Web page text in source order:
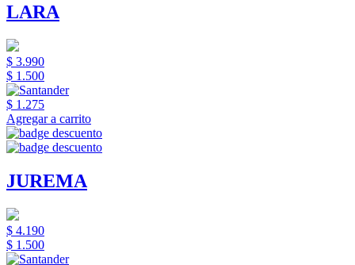
LARA
$ 3.990
$ 1.500
$ 1.275
Agregar a carrito
JUREMA
$ 4.190
$ 1.500